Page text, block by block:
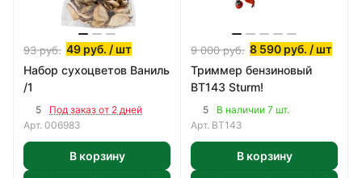
93руб. 49 руб. / шт
Набор сухоцветов Ваниль
/1
5
Под заказ от 2 дней
Арт. 006983
В корзину
9 000руб. 8 590 руб. / шт
Триммер бензиновый
BT143 Sturm!
5
В наличии 7 шт.
Арт. BT143
В корзину